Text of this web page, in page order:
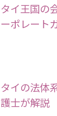
タイ王国の
ーポレート
タイの法体
護士が解説